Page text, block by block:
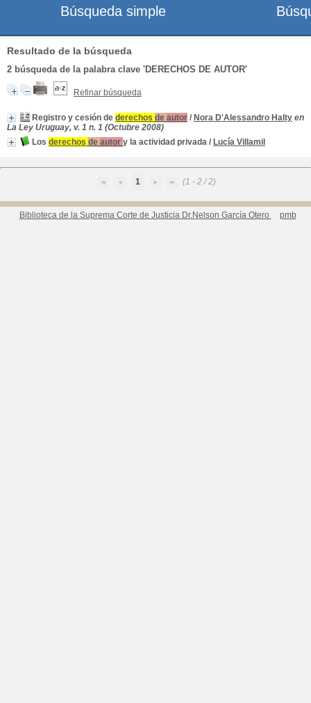
Resultado de la búsqueda
2 búsqueda de la palabra clave 'DERECHOS DE AUTOR'
Refinar búsqueda
Registro y cesión de derechos de autor / Nora D'Alessandro Halty en
La Ley Uruguay, v. 1 n. 1 (Octubre 2008)
Los derechos de autor y la actividad privada / Lucía Villamil
1 (1 - 2 / 2)
Biblioteca de la Suprema Corte de Justicia Dr.Nelson García Otero pmb
Búsqueda simple